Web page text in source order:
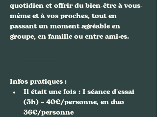
quotidien et offrir du bien-être à vous-
même et à vos proches, tout en
passant un moment agréable en
groupe, en famille ou entre ami·es.
Infos pratiques :
Il était une fois : 1 séance d'essai
(3h) – 40€/personne, en duo
36€/personne